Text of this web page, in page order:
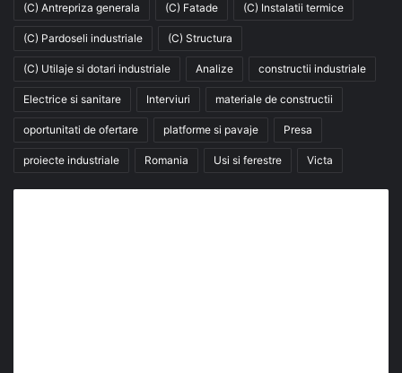
(C) Antrepriza generala (C) Fatade (C) Instalatii termice
(C) Pardoseli industriale (C) Structura
(C) Utilaje si dotari industriale Analize constructii industriale
Electrice si sanitare Interviuri materiale de constructii
oportunitati de ofertare platforme si pavaje Presa
proiecte industriale Romania Usi si ferestre Victa